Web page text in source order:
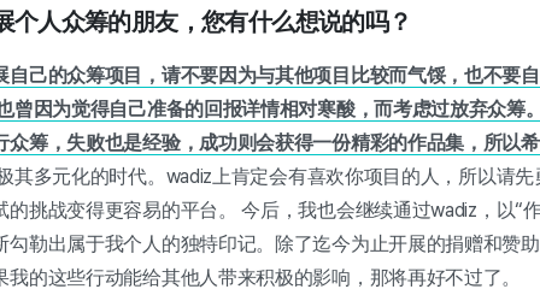
个人众筹的朋友，您有什么想说的吗？
自己的众筹项目，请不要因为与其他项目比较而气馁，也不要
曾因为觉得自己准备的回报详情相对寒酸，而考虑过放弃众筹
众筹，失败也是经验，成功则会获得一份精彩的作品集，所以
其多元化的时代。wadiz上肯定会有喜欢你项目的人，所以请
挑战变得更容易的平台。 今后，我也会继续通过wadiz，以“
勾勒出属于我个人的独特印记。除了迄今为止开展的捐赠和赞
的这些行动能给其他人带来积极的影响，那将再好不过了。